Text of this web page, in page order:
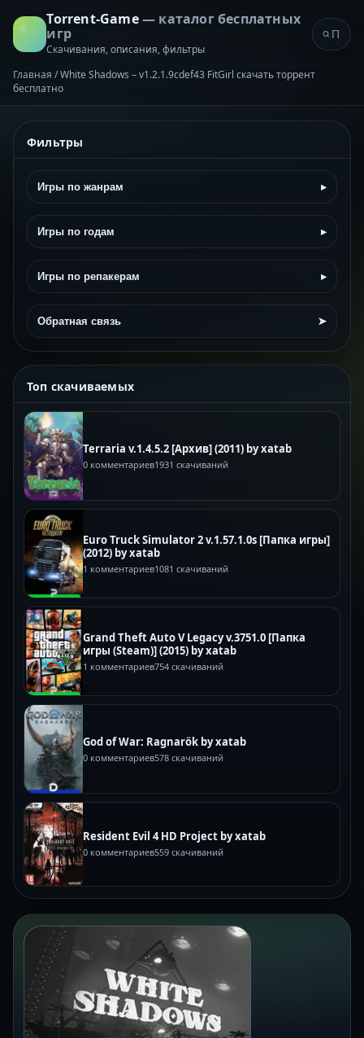
Torrent-Game— каталог бесплатных
игр
Скачивания, описания, фильтры
Главная /White Shadows – v1.2.1.9cdef43 FitGirl скачать торрент
бесплатно
Фильтры
Игры по жанрам ▸
Игры по годам ▸
Игры по репакерам ▸
Обратная связь ➤
Топ скачиваемых
Terraria v.1.4.5.2 [Архив] (2011) by xatab
0 комментариев1931 скачиваний
Euro Truck Simulator 2 v.1.57.1.0s [Папка игры]
(2012) by xatab
1 комментариев1081 скачиваний
Grand Theft Auto V Legacy v.3751.0 [Папка
игры (Steam)] (2015) by xatab
1 комментариев754 скачиваний
God of War: Ragnarök by xatab
0 комментариев578 скачиваний
Resident Evil 4 HD Project by xatab
0 комментариев559 скачиваний